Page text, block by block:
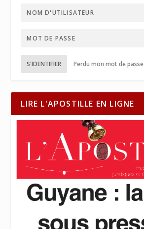
S'IDENTIFIER Perdu mon mot de passe
LIRE L'APOSTILLE EN LIGNE